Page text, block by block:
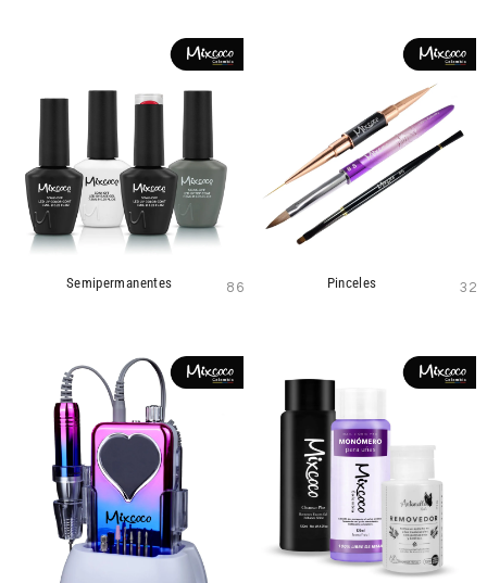
Semipermanentes 86 Pinceles 32